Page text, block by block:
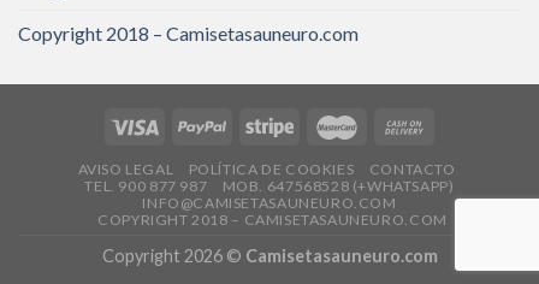
Copyright 2018 – Camisetasauneuro.com
AVISO LEGAL POLÍTICA DE COOKIES
CONTACTO
TEL. 900 877 987
MOB. 647568528 (+WHATSAPP)
INFO@CAMISETASAUNEURO.COM
COPYRIGHT 2018 – CAMISETASAUNEURO.COM
Copyright 2026 © Camisetasauneuro.com